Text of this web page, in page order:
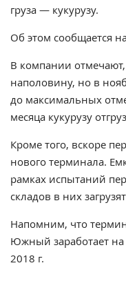
груза — кукурузу.
Об этом сообщается
В компании
наполовину, но в
до максимальных
месяца кукурузу
Кроме того, вскоре
нового терминала.
рамках испытаний
складов в них
Напомним, что
Южный заработает
2018 г.